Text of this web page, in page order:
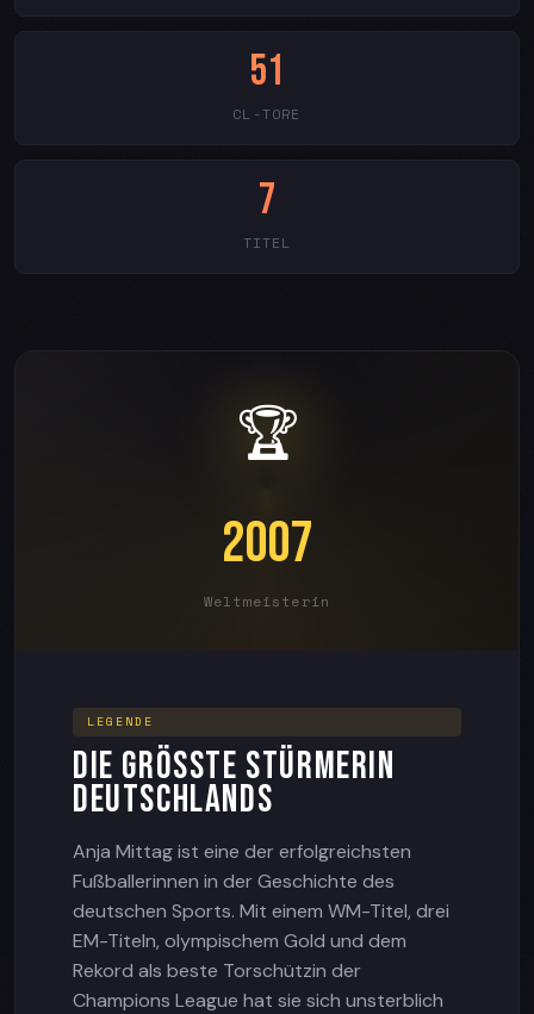
51
CL-TORE
7
TITEL
🏆
2007
Weltmeisterin
LEGENDE
DIE GRÖSSTE STÜRMERIN D
EUTSCHLANDS
Anja Mittag ist eine der erfolgreichsten
Fußballerinnen in der Geschichte des
deutschen Sports. Mit einem WM-Titel, drei
EM-Titeln, olympischem Gold und dem
Rekord als beste Torschützin der
Champions League hat sie sich unsterblich